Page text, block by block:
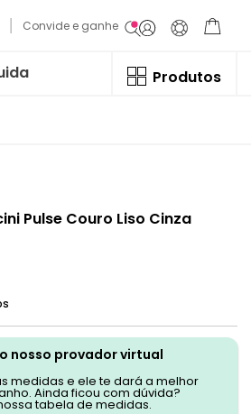
Convide e ganhe
Produtos
Pulse Couro Liso Cinza
nosso provador virtual
medidas e ele te dará a melhor
Ainda ficou com dúvida?
tabela de medidas.